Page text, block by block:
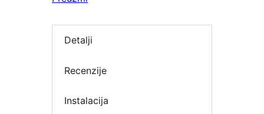
Detalji
Recenzije
Instalacija